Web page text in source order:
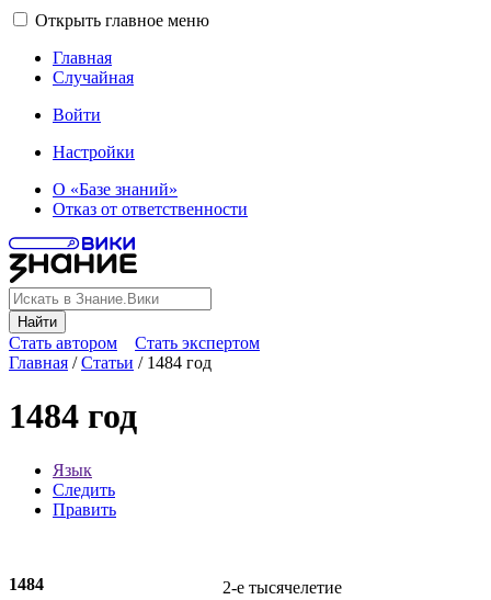
Открыть главное меню
Главная
Случайная
Войти
Настройки
О «Базе знаний»
Отказ от ответственности
Найти
Стать автором
Стать экспертом
Главная /Статьи / 1484 год
1484 год
Язык
Следить
Править
2-е тысячелетие
1484